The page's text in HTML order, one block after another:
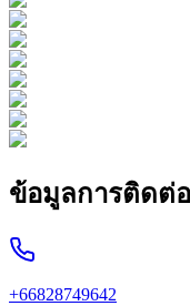
ข้อมูลการติดต่อ
+66828749642